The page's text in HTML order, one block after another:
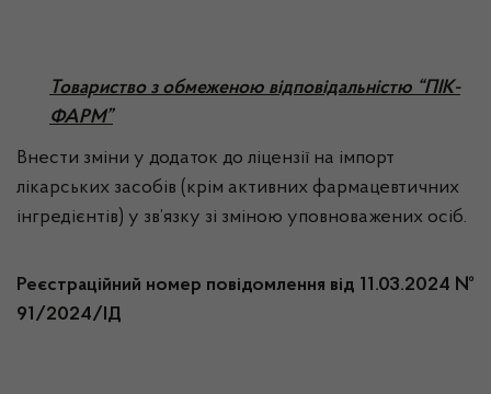
Товариство з обмеженою відповідальністю “ПІК-
ФАРМ”
Внести зміни у додаток до ліцензії на імпорт
лікарських засобів (крім активних фармацевтичних
інгредієнтів) у зв’язку зі зміною уповноважених осіб.
Реєстраційний номер повідомлення від 11.03.2024 №
91/2024/ІД